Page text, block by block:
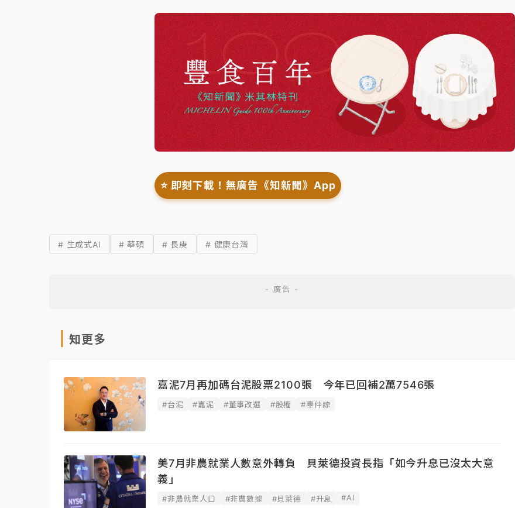
⭐️ 即刻下載！無廣告《知新聞》App
# 生成式AI # 華碩 # 長庚 # 健康台灣
知更多
嘉泥7月再加碼台泥股票2100張 今年已回補2萬7546張
#台泥 #嘉泥 #董事改選 #股權 #辜仲諒
美7月非農就業人數意外轉負 貝萊德投資長指「如今升息已沒太大意
義」
#非農就業人口 #非農數據 #貝萊德 #升息 #AI